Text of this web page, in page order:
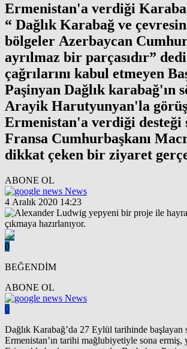
Ermenistan'a verdiği
“ Dağlık Karabağ ve
bölgeler Azerbaycan
ayrılmaz bir parçasıdır”
çağrılarını kabul etmeyen
Paşinyan Dağlık karabağ'ın
Arayik Harutyunyan'la
Ermenistan'a verdiği desteği
Fransa Cumhurbaşkanı
dikkat çeken bir ziyaret
ABONE OL
News
4 Aralık 2020 14:23
0
BEĞENDİM
ABONE OL
News
0
Dağlık Karabağ’da 27 Eylül tarihinde başlayan
Ermenistan’ın tarihi mağlubiyetiyle sona ermiş,